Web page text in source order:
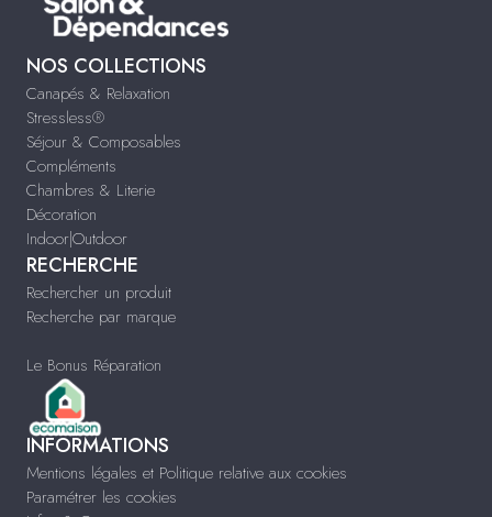
NOS COLLECTIONS
Canapés & Relaxation
Stressless®
Séjour & Composables
Compléments
Chambres & Literie
Décoration
Indoor|Outdoor
RECHERCHE
Rechercher un produit
Recherche par marque
Le Bonus Réparation
INFORMATIONS
Mentions légales et Politique relative aux cookies
Paramétrer les cookies